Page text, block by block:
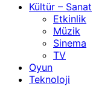
Kültür – Sanat
Etkinlik
Müzik
Sinema
TV
Oyun
Teknoloji